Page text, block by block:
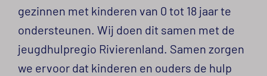
gezinnen met kinderen van 0 tot 18 jaar te
ondersteunen. Wij doen dit samen met de
jeugdhulpregio Rivierenland. Samen zorgen
we ervoor dat kinderen en ouders de hulp